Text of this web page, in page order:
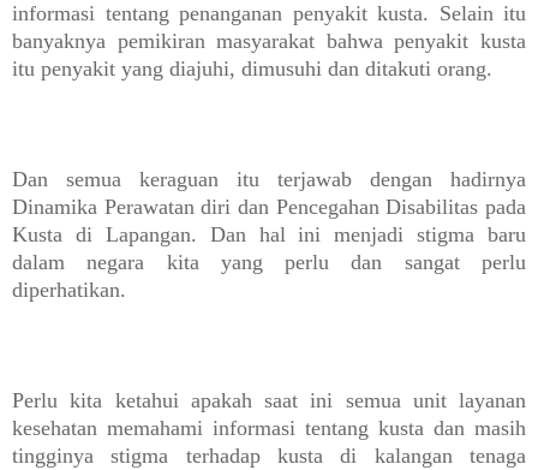
informasi tentang penanganan penyakit kusta. Selain itu
banyaknya pemikiran masyarakat bahwa penyakit kusta
itu penyakit yang diajuhi, dimusuhi dan ditakuti orang.
Dan semua keraguan itu terjawab dengan hadirnya
Dinamika Perawatan diri dan Pencegahan Disabilitas pada
Kusta di Lapangan. Dan hal ini menjadi stigma baru
dalam negara kita yang perlu dan sangat perlu
diperhatikan.
Perlu kita ketahui apakah saat ini semua unit layanan
kesehatan memahami informasi tentang kusta dan masih
tingginya stigma terhadap kusta di kalangan tenaga